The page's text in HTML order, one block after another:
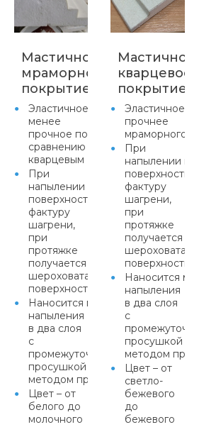
Мастичное
мраморное
покрытие
Эластичное,
менее
прочное по
сравнению с
кварцевым
При
напылении придает
поверхности
фактуру
шагрени,
при
протяжке
получается равномерная
шероховатая
поверхность
Наносится методом
напыления
в два слоя
с
промежуточной
просушкой или
методом протяжки
Цвет – от
белого до
молочного
Мастичное
кварцевое
покрытие
Эластичное,
прочнее
мраморного
При
напылении
поверхности
фактуру
шагрени,
при
протяжке
получается
шероховатая
поверхность
Наносится
напыления
в два слоя
с
просушкой или
методом
Цвет – от
светло-
бежевого
до
бежевого